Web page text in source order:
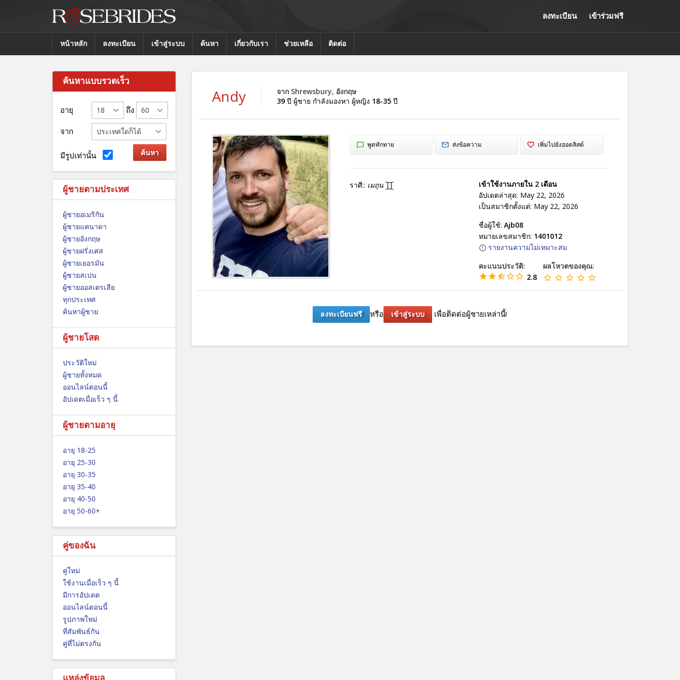
ลงทะเบียน เข้าร่วมฟรี
หน้าหลัก ลงทะเบียน เข้าสู่ระบบ ค้นหา เกี่ยวกับเรา ช่วยเหลือ ติดต่อ
ค้นหาแบบรวดเร็ว
อายุ ถึง
จาก
มีรูปเท่านั้น
ผู้ชายตามประเทศ
ผู้ชายอเมริกัน
ผู้ชายแคนาดา
ผู้ชายอังกฤษ
ผู้ชายฝรั่งเศส
ผู้ชายเยอรมัน
ผู้ชายสเปน
ผู้ชายออสเตรเลีย
ทุกประเทศ
ค้นหาผู้ชาย
ผู้ชายโสด
ประวัติใหม่
ผู้ชายทั้งหมด
ออนไลน์ตอนนี้
อัปเดตเมื่อเร็ว ๆ นี้
ผู้ชายตามอายุ
อายุ 18-25
อายุ 25-30
อายุ 30-35
อายุ 35-40
อายุ 40-50
อายุ 50-60+
คู่ของฉัน
คู่ใหม่
ใช้งานเมื่อเร็ว ๆ นี้
มีการอัปเดต
ออนไลน์ตอนนี้
รูปภาพใหม่
ที่สัมพันธ์กัน
คู่ที่ไม่ตรงกัน
Andy
จาก Shrewsbury, อังกฤษ
39ปี ผู้ชาย กำลังมองหา ผู้หญิง 18-35ปี
พูดทักทาย ส่งข้อความ เพิ่มไปยังฮอตลิสต์
ราศี:: เมถุน
เข้าใช้งานภายใน 2 เดือน
อัปเดตล่าสุด: May 22, 2026
เป็นสมาชิกตั้งแต่: May 22, 2026
ชื่อผู้ใช้: Ajb08
หมายเลขสมาชิก: 1401012
รายงานความไม่เหมาะสม
คะแนนประวัติ:
2.8
ผลโหวตของคุณ:
ลงทะเบียนฟรี หรือ เข้าสู่ระบบ เพื่อติดต่อผู้ชายเหล่านี้!